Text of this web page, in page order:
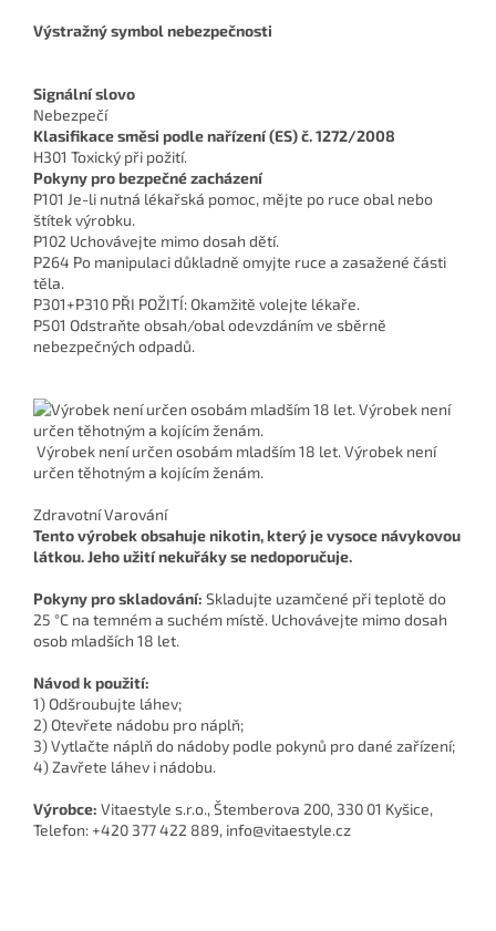
Výstražný symbol nebezpečnosti
Signální slovo
Nebezpečí
Klasifikace směsi podle nařízení (ES) č. 1272/2008
H301 Toxický při požití.
Pokyny pro bezpečné zacházení
P101 Je-li nutná lékařská pomoc, mějte po ruce obal nebo
štítek výrobku.
P102 Uchovávejte mimo dosah dětí.
P264 Po manipulaci důkladně omyjte ruce a zasažené části
těla.
P301+P310 PŘI POŽITÍ: Okamžitě volejte lékaře.
P501 Odstraňte obsah/obal odevzdáním ve sběrně
nebezpečných odpadů.
Výrobek není určen osobám mladším 18 let. Výrobek není
určen těhotným a kojícím ženám.
Zdravotní Varování
Tento výrobek obsahuje nikotin, který je vysoce návykovou
látkou. Jeho užití nekuřáky se nedoporučuje.
Pokyny pro skladování: Skladujte uzamčené při teplotě do
25 °C na temném a suchém místě. Uchovávejte mimo dosah
osob mladších 18 let.
Návod k použití:
1) Odšroubujte láhev;
2) Otevřete nádobu pro náplň;
3) Vytlačte náplň do nádoby podle pokynů pro dané zařízení;
4) Zavřete láhev i nádobu.
Výrobce: Vitaestyle s.r.o., Štemberova 200, 330 01 Kyšice,
Telefon: +420 377 422 889, info@vitaestyle.cz